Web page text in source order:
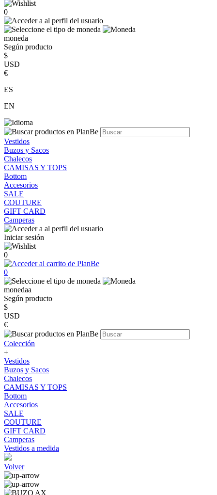
0
moneda
Según producto
$
USD
€
ES
EN
Vestidos
Buzos y Sacos
Chalecos
CAMISAS Y TOPS
Bottom
Accesorios
SALE
COUTURE
GIFT CARD
Camperas
Iniciar sesión
0
0
monedaa
Según producto
$
USD
€
Colección
+
Vestidos
Buzos y Sacos
Chalecos
CAMISAS Y TOPS
Bottom
Accesorios
SALE
COUTURE
GIFT CARD
Camperas
Vestidos a medida
Volver